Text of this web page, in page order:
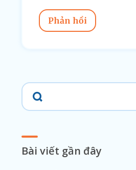
Phản hồi
Bài viết gần đây